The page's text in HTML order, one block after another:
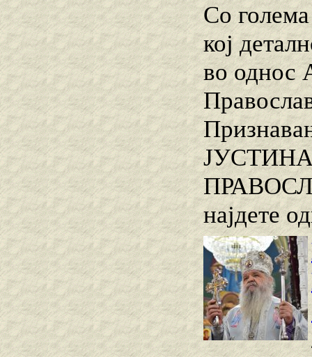
Со
кој
во однос
најдете